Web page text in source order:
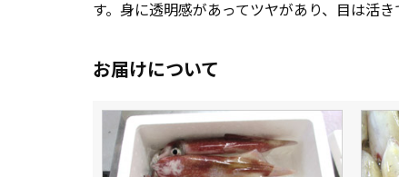
す。身に透明感があってツヤがあり、目は活き
お届けについて